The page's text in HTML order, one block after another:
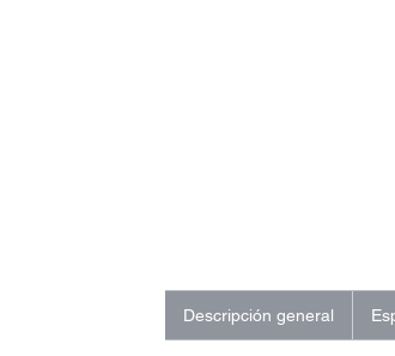
Descripción general